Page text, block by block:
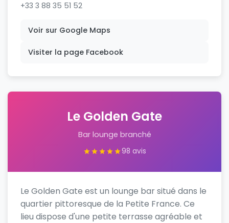
+33 3 88 35 51 52
Voir sur Google Maps
Visiter la page Facebook
Le Golden Gate
Bar lounge branché
98 avis
Le Golden Gate est un lounge bar situé dans le
quartier pittoresque de la Petite France. Ce
lieu dispose d'une petite terrasse agréable et